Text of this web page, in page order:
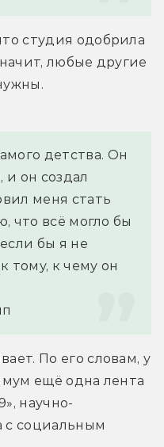
студия одобрила
любые другие
детства. Он
он создал
меня стать
что всё могло бы
бы я не
тому, к чему он
По его словам, у
ещё одна лента
научно-
с социальным